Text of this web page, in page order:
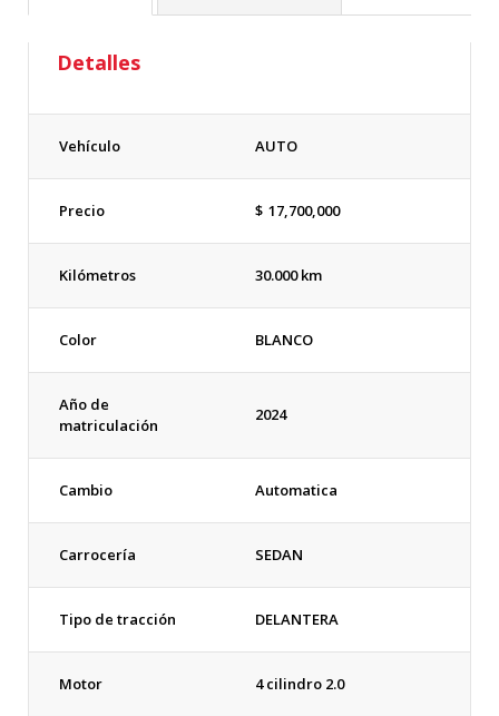
Detalles
Vehículo AUTO
Precio $ 17,700,000
Kilómetros 30.000 km
Color BLANCO
Año de
matriculación
2024
Cambio Automatica
Carrocería SEDAN
Tipo de tracción DELANTERA
Motor 4 cilindro 2.0